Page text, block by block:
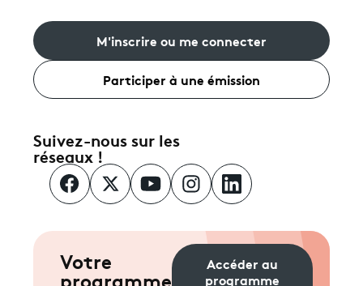
M'inscrire ou me connecter
Participer à une émission
Suivez-nous sur les
réseaux !
Votre
programme
Accéder au
programme